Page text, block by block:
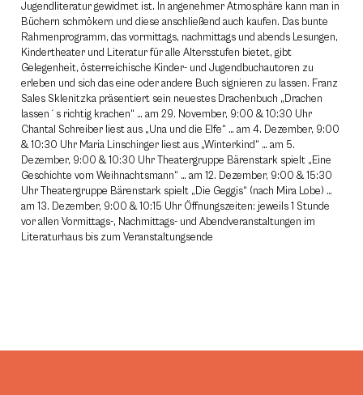
Jugendliteratur gewidmet ist. In angenehmer Atmosphäre kann man in
Büchern schmökern und diese anschließend auch kaufen. Das bunte
Rahmenprogramm, das vormittags, nachmittags und abends Lesungen,
Kindertheater und Literatur für alle Altersstufen bietet, gibt
Gelegenheit, österreichische Kinder- und Jugendbuchautoren zu
erleben und sich das eine oder andere Buch signieren zu lassen. Franz
Sales Sklenitzka präsentiert sein neuestes Drachenbuch „Drachen
lassen´s richtig krachen“ … am 29. November, 9:00 & 10:30 Uhr
Chantal Schreiber liest aus „Una und die Elfe“ … am 4. Dezember, 9:00
& 10:30 Uhr Maria Linschinger liest aus „Winterkind“ … am 5.
Dezember, 9:00 & 10:30 Uhr Theatergruppe Bärenstark spielt „Eine
Geschichte vom Weihnachtsmann“ … am 12. Dezember, 9:00 & 15:30
Uhr Theatergruppe Bärenstark spielt „Die Geggis“ (nach Mira Lobe) …
am 13. Dezember, 9:00 & 10:15 Uhr Öffnungszeiten: jeweils 1 Stunde
vor allen Vormittags-, Nachmittags- und Abendveranstaltungen im
Literaturhaus bis zum Veranstaltungsende